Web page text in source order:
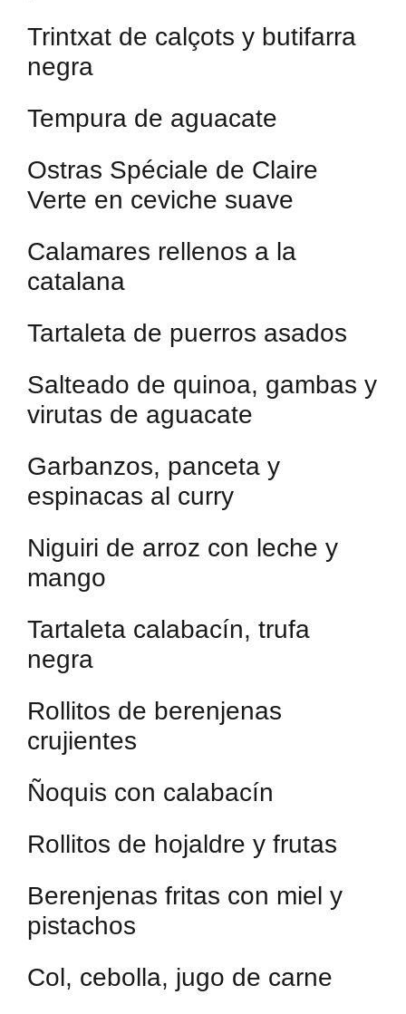
Trintxat de calçots y butifarra
negra
Tempura de aguacate
Ostras Spéciale de Claire
Verte en ceviche suave
Calamares rellenos a la
catalana
Tartaleta de puerros asados
Salteado de quinoa, gambas y
virutas de aguacate
Garbanzos, panceta y
espinacas al curry
Niguiri de arroz con leche y
mango
Tartaleta calabacín, trufa
negra
Rollitos de berenjenas
crujientes
Ñoquis con calabacín
Rollitos de hojaldre y frutas
Berenjenas fritas con miel y
pistachos
Col, cebolla, jugo de carne